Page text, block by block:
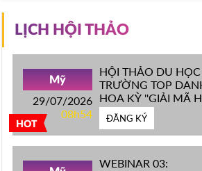
LỊCH HỘI THẢO
HOT
Mỹ
29/07/2026
08h54
HỘI THẢO DU HỌC
TRƯỜNG TOP
HOA KỲ ''GIẢI MÃ
IVY LEAGUE''
ĐĂNG KÝ
WEBINAR 03: